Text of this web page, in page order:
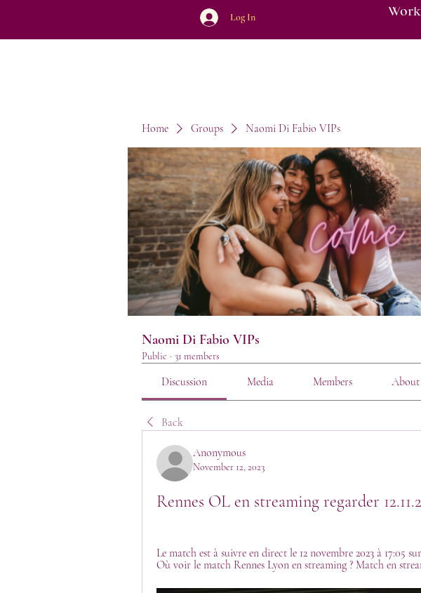
Log In
Home Groups Naomi Di Fabio VIPs
Naomi Di Fabio VIPs
Public · 31 members
Discussion Media Members About
Back
Anonymous
November 12, 2023
Rennes OL en streaming regarder
Le match est à suivre en direct le 12 novembre 2023 à 17:05
Où voir le match Rennes Lyon en streaming ? Match en